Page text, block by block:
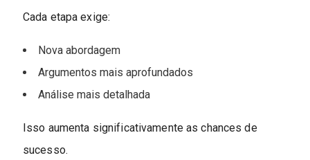
Cada etapa exige:
Nova abordagem
Argumentos mais aprofundados
Análise mais detalhada
Isso aumenta significativamente as chances de
sucesso.